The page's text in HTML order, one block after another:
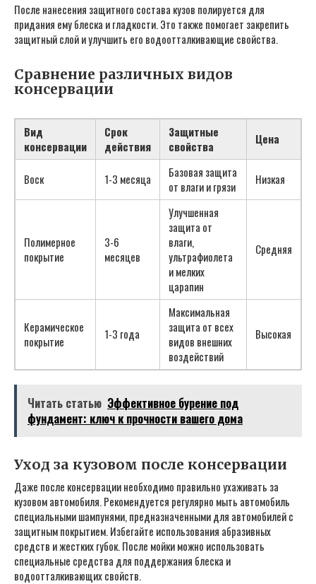
После нанесения защитного состава кузов полируется для
придания ему блеска и гладкости. Это также помогает закрепить
защитный слой и улучшить его водоотталкивающие свойства.
Сравнение различных видов
консервации
Вид
консервации
Срок
действия
Защитные
свойства
Цена
Воск 1-3 месяца
Базовая защита
от влаги и грязи
Низкая
Полимерное
покрытие
3-6
месяцев
Улучшенная
защита от
влаги,
ультрафиолета
и мелких
царапин
Средняя
Керамическое
покрытие
1-3 года
Максимальная
защита от всех
видов внешних
воздействий
Высокая
Читать статью Эффективное бурение под
фундамент: ключ к прочности вашего дома
Уход за кузовом после консервации
Даже после консервации необходимо правильно ухаживать за
кузовом автомобиля. Рекомендуется регулярно мыть автомобиль
специальными шампунями, предназначенными для автомобилей с
защитным покрытием. Избегайте использования абразивных
средств и жестких губок. После мойки можно использовать
специальные средства для поддержания блеска и
водоотталкивающих свойств.